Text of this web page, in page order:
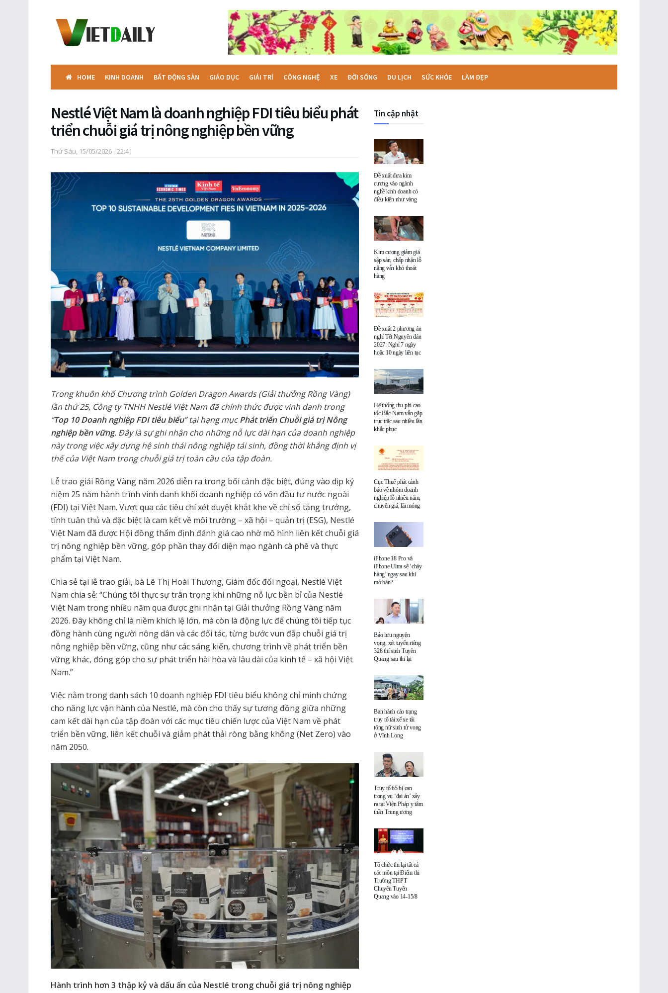
HOME KINH DOANH BẤT ĐỘNG SẢN GIÁO DỤC GIẢI TRÍ CÔNG NGHỆ XE ĐỜI SỐNG DU LỊCH SỨC KHỎE LÀM ĐẸP
Nestlé Việt Nam là doanh nghiệp FDI tiêu biểu phát
triển chuỗi giá trị nông nghiệp bền vững
Thứ Sáu, 15/05/2026 - 22:41
Trong khuôn khổ Chương trình Golden Dragon Awards (Giải thưởng Rồng Vàng)
lần thứ 25, Công ty TNHH Nestlé Việt Nam đã chính thức được vinh danh trong
“Top 10 Doanh nghiệp FDI tiêu biểu” tại hạng mụcPhát triển Chuỗi giá trị Nông
nghiệp bền vững. Đây là sự ghi nhận cho những nỗ lực dài hạn của doanh nghiệp
này trong việc xây dựng hệ sinh thái nông nghiệp tái sinh, đồng thời khẳng định vị
thế của Việt Nam trong chuỗi giá trị toàn cầu của tập đoàn.
Lễ trao giải Rồng Vàng năm 2026 diễn ra trong bối cảnh đặc biệt, đúng vào dịp kỷ
niệm 25 năm hành trình vinh danh khối doanh nghiệp có vốn đầu tư nước ngoài
(FDI) tại Việt Nam. Vượt qua các tiêu chí xét duyệt khắt khe về chỉ số tăng trưởng,
tính tuân thủ và đặc biệt là cam kết về môi trường – xã hội – quản trị (ESG), Nestlé
Việt Nam đã được Hội đồng thẩm định đánh giá cao nhờ mô hình liên kết chuỗi giá
trị nông nghiệp bền vững, góp phần thay đổi diện mạo ngành cà phê và thực
phẩm tại Việt Nam.
Chia sẻ tại lễ trao giải, bà Lê Thị Hoài Thương, Giám đốc đối ngoại, Nestlé Việt
Nam chia sẻ: “Chúng tôi thực sự trân trọng khi những nỗ lực bền bỉ của Nestlé
Việt Nam trong nhiều năm qua được ghi nhận tại Giải thưởng Rồng Vàng năm
2026. Đây không chỉ là niềm khích lệ lớn, mà còn là động lực để chúng tôi tiếp tục
đồng hành cùng người nông dân và các đối tác, từng bước vun đắp chuỗi giá trị
nông nghiệp bền vững, cũng như các sáng kiến, chương trình về phát triển bền
vững khác, đóng góp cho sự phát triển hài hòa và lâu dài của kinh tế – xã hội Việt
Nam.”
Việc nằm trong danh sách 10 doanh nghiệp FDI tiêu biểu không chỉ minh chứng
cho năng lực vận hành của Nestlé, mà còn cho thấy sự tương đồng giữa những
cam kết dài hạn của tập đoàn với các mục tiêu chiến lược của Việt Nam về phát
triển bền vững, liên kết chuỗi và giảm phát thải ròng bằng không (Net Zero) vào
năm 2050.
Hành trình hơn 3 thập kỷ và dấu ấn của Nestlé trong chuỗi giá trị nông nghiệp
Tin cập nhật
Đề xuất đưa kim
cương vào ngành
nghề kinh doanh có
điều kiện như vàng
Kim cương giảm giá
sập sàn, chấp nhận lỗ
nặng vẫn khó thoát
hàng
Đề xuất 2 phương án
nghỉ Tết Nguyên đán
2027: Nghỉ 7 ngày
hoặc 10 ngày liên tục
Hệ thống thu phí cao
tốc Bắc-Nam vẫn gặp
trục trặc sau nhiều lần
khắc phục
Cục Thuế phát cảnh
báo về nhóm doanh
nghiệp lỗ nhiều năm,
chuyển giá, lãi mỏng
iPhone 18 Pro và
iPhone Ultra sẽ ‘cháy
hàng’ ngay sau khi
mở bán?
Bảo lưu nguyện
vọng, xét tuyển riêng
328 thí sinh Tuyên
Quang sau thi lại
Ban hành cáo trạng
truy tố tài xế xe tải
tông nữ sinh tử vong
ở Vĩnh Long
Truy tố 65 bị can
trong vụ ‘đại án’ xảy
ra tại Viện Pháp y tâm
thần Trung ương
Tổ chức thi lại tất cả
các môn tại Điểm thi
Trường THPT
Chuyên Tuyên
Quang vào 14-15/8